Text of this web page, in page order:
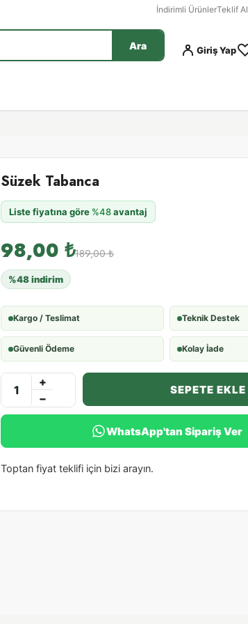
İndirimli ÜrünlerTeklif Al
Ara Giriş Yap
Süzek Tabanca
Liste fiyatına göre %48avantaj
189,00₺
98,00 ₺
%48 indirim
Kargo / Teslimat Teknik Destek
Güvenli Ödeme Kolay İade
+
−
SEPETE EKLE
WhatsApp'tan Sipariş Ver
Toptan fiyat teklifi için bizi arayın.